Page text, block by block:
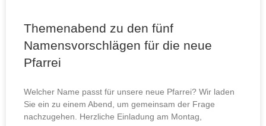
Themenabend zu den fünf
Namensvorschlägen für die neue
Pfarrei
Welcher Name passt für unsere neue Pfarrei? Wir laden
Sie ein zu einem Abend, um gemeinsam der Frage
nachzugehen. Herzliche Einladung am Montag,